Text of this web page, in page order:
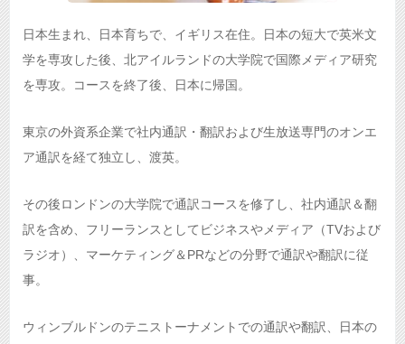
日本生まれ、日本育ちで、イギリス在住。日本の短大で英米文
学を専攻した後、北アイルランドの大学院で国際メディア研究
を専攻。コースを終了後、日本に帰国。
東京の外資系企業で社内通訳・翻訳および生放送専門のオンエ
ア通訳を経て独立し、渡英。
その後ロンドンの大学院で通訳コースを修了し、社内通訳＆翻
訳を含め、フリーランスとしてビジネスやメディア（TVおよび
ラジオ）、マーケティング＆PRなどの分野で通訳や翻訳に従
事。
ウィンブルドンのテニストーナメントでの通訳や翻訳、日本の